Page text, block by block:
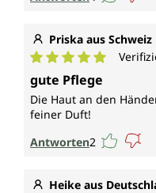
Priska aus Schweiz
Durchschnittliche
gute Pflege
Die Haut an den
feiner Duft!
Antworten2
Heike aus